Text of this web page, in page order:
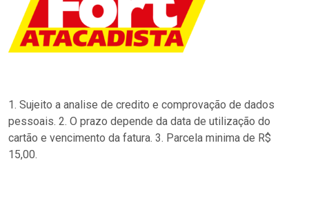
1. Sujeito a analise de credito e comprovação de dados
pessoais. 2. O prazo depende da data de utilização do
cartão e vencimento da fatura. 3. Parcela minima de R$
15,00.